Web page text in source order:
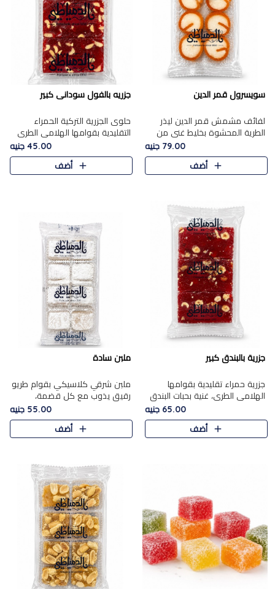
سويسرول قمر الدين
لفائف مشمش قمر الدين ليذر
الطرية المحشوة بخليط غني من
جوز الهند الأبيض والمكسرات
الفاخرة، يقدم المذاق الحلو
الطبيعي لقمر الدين و تجمع بين
79.00 جنيه
أضف
جزريه بالفول سودانى كبير
حلوى الجزرية التركية الحمراء
التقليدية بقوامها الهلامي الطري
ولونها الأحمر المميز، محشوة
بسخاء بالفول السوداني المحمص
لتمنحك توازنًا رائعًا ..
45.00 جنيه
أضف
جزرية بالبندق كبير
جزرية حمراء تقليدية بقوامها
الهلامي الطري، غنية بحبات البندق
الفاخرة التي تضيف قرمشة راقية
إلى قوامها الناعم، لتقدم مزيجًا
متوازنًا من النكه..
65.00 جنيه
أضف
ملبن سادة
ملبن شرقي كلاسيكي بقوام طريو
رقيق يذوب مع كل قضمة،
مغطى بطبقة ناعمة من السكر
البودرة ليقدم المذاق الأصيل الذي
ارتبط بحلويات المولد التقليدي..
55.00 جنيه
أضف